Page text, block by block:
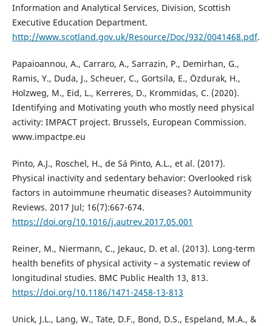
Information and Analytical Services, Division, Scottish
Executive Education Department.
http://www.scotland.gov.uk/Resource/Doc/932/0041468.pdf.
Papaioannou, A., Carraro, A., Sarrazin, P., Demirhan, G.,
Ramis, Y., Duda, J., Scheuer, C., Gortsila, E., Özdurak, H.,
Holzweg, M., Eid, L., Kerreres, D., Krommidas, C. (2020).
Identifying and Motivating youth who mostly need physical
activity: IMPACT project. Brussels, European Commission.
www.impactpe.eu
Pinto, A.J., Roschel, H., de Sá Pinto, A.L., et al. (2017).
Physical inactivity and sedentary behavior: Overlooked risk
factors in autoimmune rheumatic diseases? Autoimmunity
Reviews. 2017 Jul; 16(7):667-674.
https://doi.org/10.1016/j.autrev.2017.05.001
Reiner, M., Niermann, C., Jekauc, D. et al. (2013). Long-term
health benefits of physical activity – a systematic review of
longitudinal studies. BMC Public Health 13, 813.
https://doi.org/10.1186/1471-2458-13-813
Unick, J.L., Lang, W., Tate, D.F., Bond, D.S., Espeland, M.A., &